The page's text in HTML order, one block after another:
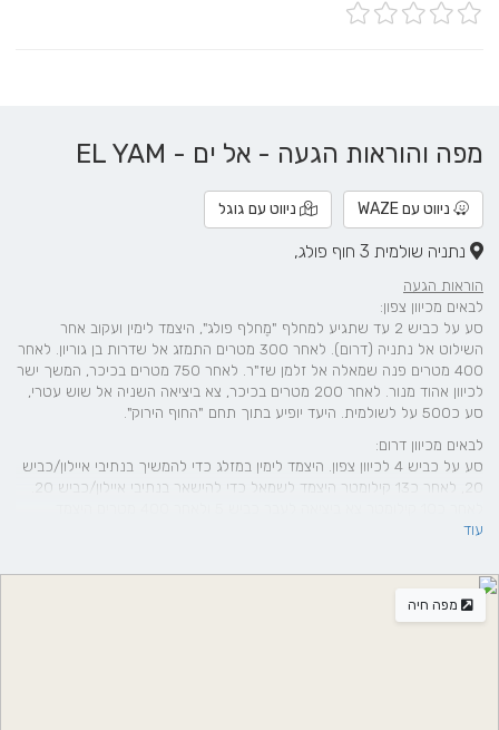
מפה והוראות הגעה - אל ים - EL YAM
ניווט עם WAZE ניווט עם גוגל
נתניה שולמית 3 חוף פולג,
הוראות הגעה
לבאים מכיוון צפון:
סע על כביש 2 עד שתגיע למחלף "מֶחלף פולג", היצמד לימין ועקוב אחר
השילוט אל נתניה (דרום). לאחר 300 מטרים התמזג אל שדרות בן גוריון. לאחר
400 מטרים פנה שמאלה אל זלמן שז"ר. לאחר 750 מטרים בכיכר, המשך ישר
לכיוון אהוד מנור. לאחר 200 מטרים בכיכר, צא ביציאה השניה אל שוש עטרי,
סע כ500 על לשולמית. היעד יופיע בתוך תחם "החוף הירוק".
לבאים מכיוון דרום:
סע על כביש 4 לכיוון צפון. היצמד לימין במזלג כדי להמשיך בנתיבי איילון/כביש
קילומטר. במחלף מחלף פולג, היצמד לימין ועקוב אחר שילוט אל כביש 553
עוד
מפה חיה